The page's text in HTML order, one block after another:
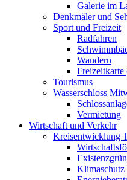
Galerie im
Denkmäler und
Sport und Freizeit
Radfahren
Wandern
Tourismus
Wasserschloss
Vermietung
Wirtschaft und Verkehr
Kreisentwicklung
Klimaschutz